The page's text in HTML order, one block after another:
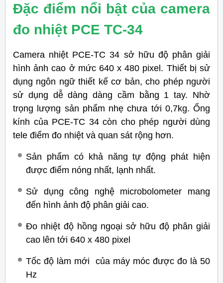
Đặc điểm nổi bật của camera
đo nhiệt PCE TC-34
Camera nhiệt PCE-TC 34 sở hữu độ phân giải
hình ảnh cao ở mức 640 x 480 pixel. Thiết bị sử
dụng ngôn ngữ thiết kế cơ bản, cho phép người
sử dụng dễ dàng dàng cầm bằng 1 tay. Nhờ
trọng lượng sản phẩm nhẹ chưa tới 0,7kg. Ống
kính của PCE-TC 34 còn cho phép người dùng
tele điểm đo nhiệt và quan sát rộng hơn.
Sản phẩm có khả năng tự động phát hiện
được điểm nóng nhất, lạnh nhất.
Sử dụng công nghệ microbolometer mang
đến hình ảnh độ phân giải cao.
Đo nhiệt độ hồng ngoại sở hữu độ phân giải
cao lên tới 640 x 480 pixel
Tốc độ làm mới của máy móc được đo là 50
Hz